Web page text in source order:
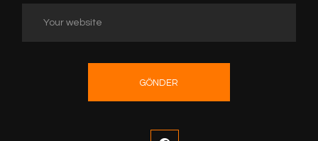
GÖNDER